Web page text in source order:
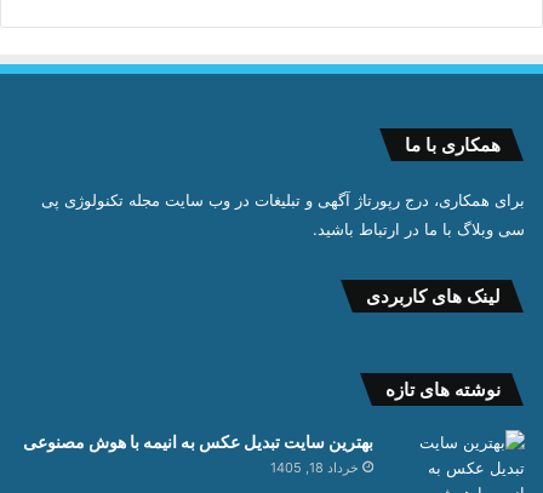
همکاری با ما
برای همکاری، درج رپورتاژ آگهی و تبلیغات در وب سایت مجله تکنولوژی پی
سی وبلاگ با ما در ارتباط باشید.
لینک های کاربردی
نوشته های تازه
بهترین سایت تبدیل عکس به انیمه با هوش مصنوعی
خرداد 18, 1405